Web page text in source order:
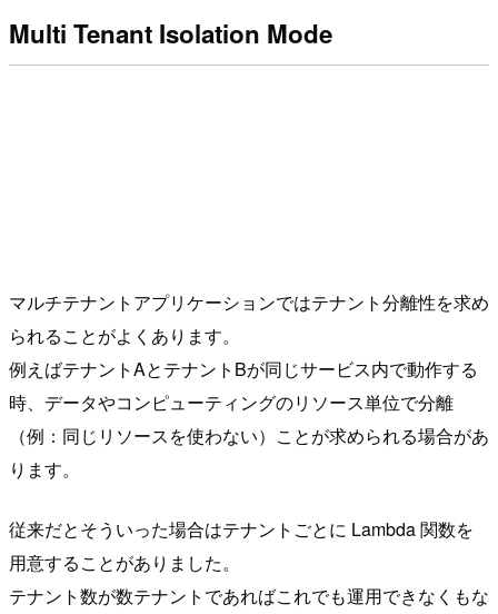
Multi Tenant Isolation Mode
マルチテナントアプリケーションではテナント分離性を求め
られることがよくあります。
例えばテナントAとテナントBが同じサービス内で動作する
時、データやコンピューティングのリソース単位で分離
（例：同じリソースを使わない）ことが求められる場合があ
ります。
従来だとそういった場合はテナントごとに Lambda 関数を
用意することがありました。
テナント数が数テナントであればこれでも運用できなくもな